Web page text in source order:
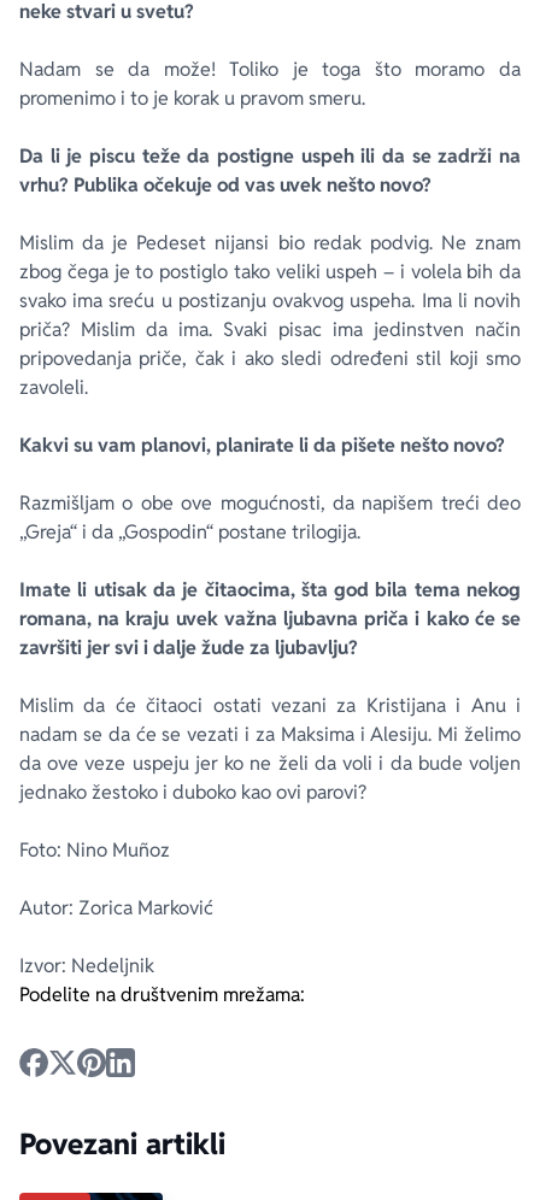
neke stvari u svetu?
Nadam se da može! Toliko je toga što moramo da
promenimo i to je korak u pravom smeru.
Da li je piscu teže da postigne uspeh ili da se zadrži na
vrhu? Publika očekuje od vas uvek nešto novo?
Mislim da je Pedeset nijansi bio redak podvig. Ne znam
zbog čega je to postiglo tako veliki uspeh – i volela bih da
svako ima sreću u postizanju ovakvog uspeha. Ima li novih
priča? Mislim da ima. Svaki pisac ima jedinstven način
pripovedanja priče, čak i ako sledi određeni stil koji smo
zavoleli.
Kakvi su vam planovi, planirate li da pišete nešto novo?
Razmišljam o obe ove mogućnosti, da napišem treći deo
„Greja“ i da „Gospodin“ postane trilogija.
Imate li utisak da je čitaocima, šta god bila tema nekog
romana, na kraju uvek važna ljubavna priča i kako će se
završiti jer svi i dalje žude za ljubavlju?
Mislim da će čitaoci ostati vezani za Kristijana i Anu i
nadam se da će se vezati i za Maksima i Alesiju. Mi želimo
da ove veze uspeju jer ko ne želi da voli i da bude voljen
jednako žestoko i duboko kao ovi parovi?
Foto: Nino Muñoz
Autor: Zorica Marković
Izvor: Nedeljnik
Podelite na društvenim mrežama:
Povezani artikli